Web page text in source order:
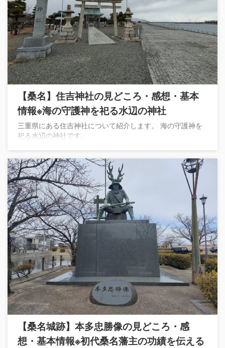
【桑名】住吉神社の見どころ・感想・基本
情報※海の守護神を祀る水辺の神社
三重県にある住吉神社について紹介します。 海の守護神を
祀る水辺の神社です。
【桑名城跡】本多忠勝像の見どころ・感
想・基本情報※初代桑名藩主の功績を伝える